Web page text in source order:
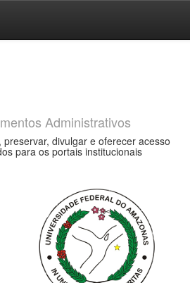
Administrativos
divulgar e oferecer acesso
para os portais institucionais